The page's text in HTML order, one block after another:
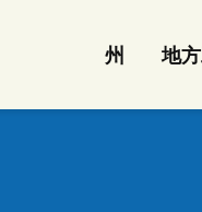
州 地